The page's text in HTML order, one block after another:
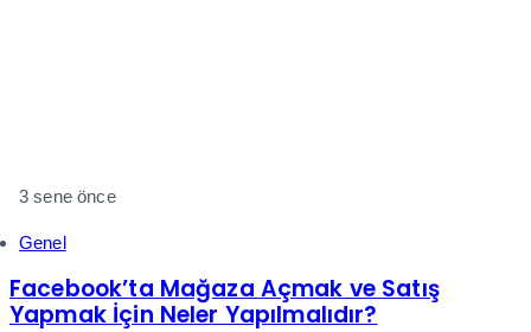
3 sene önce
Genel
Facebook’ta Mağaza Açmak ve Satış
Yapmak İçin Neler Yapılmalıdır?